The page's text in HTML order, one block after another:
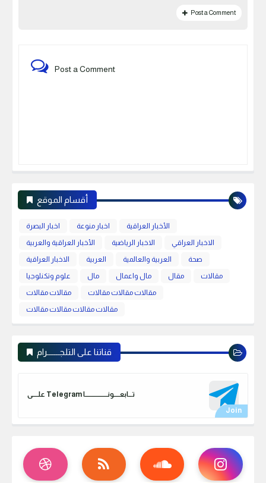
Post a Comment
Post a Comment
أقسام الموقع
اخبار البصرة اخبار منوعة
الأخبار العراقية
الأخبار العراقية والعربية
الاخبار الرياضية
الاخبار العراقي
الاخبار العراقية
العربية العربية والعالمية
صحة
علوم وتكنلوجيا
مال مال واعمال مقال
مقالات
مقالات مقالات
مقالات مقالات مقالات
مقالات مقالات مقالات مقالات
قناتنا على التلجـــــــرام
علـــــى Telegram تـــابعـــــونـــــــــــــــــــا